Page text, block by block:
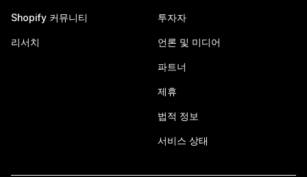
Shopify 커뮤니티
리서치
투자자
언론 및 미디어
파트너
제휴
법적 정보
서비스 상태